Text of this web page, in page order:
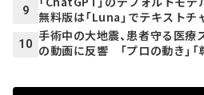
9
無料版は「Luna」でテキストチ
10
手術中の大地震、患者守る医
の動画に反響 「プロの動き」「